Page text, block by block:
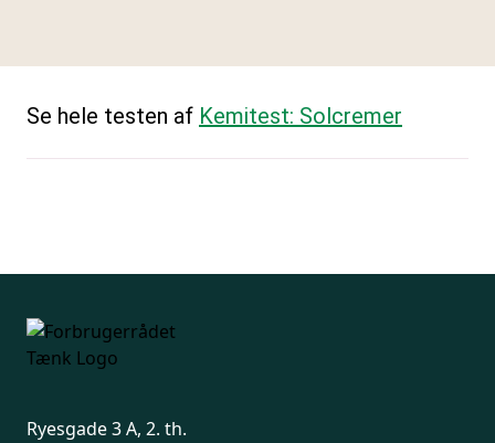
Se hele testen af Kemitest: Solcremer
Ryesgade 3 A, 2. th.